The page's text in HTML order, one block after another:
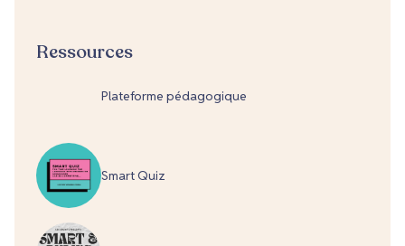
Ressources
Plateforme pédagogique
Smart Quiz